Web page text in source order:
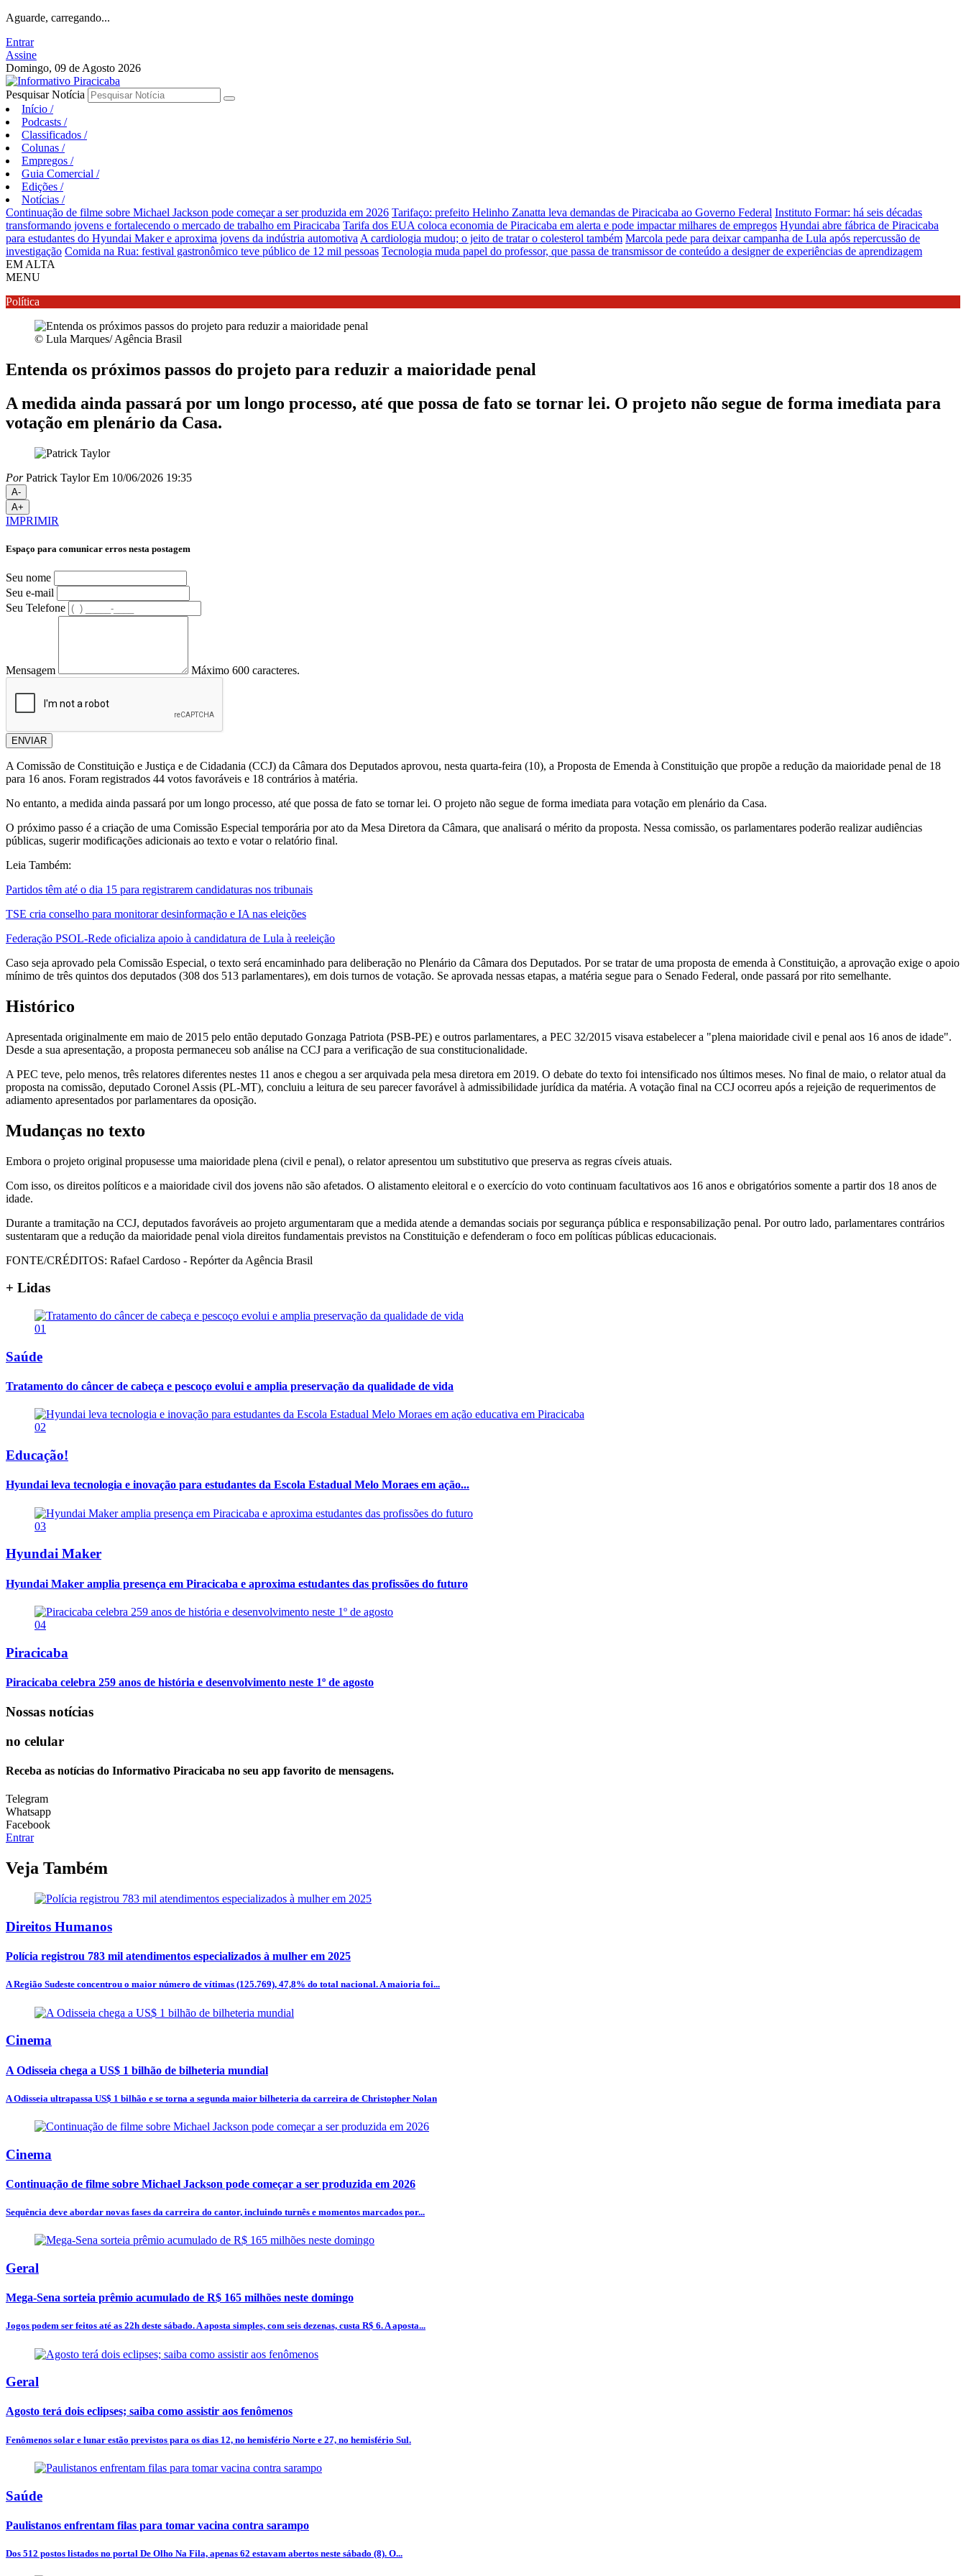
Aguarde, carregando...
Entrar
Assine
Domingo, 09 de Agosto 2026
Pesquisar Notícia
Início /
Podcasts /
Classificados /
Colunas /
Empregos /
Guia Comercial /
Edições /
Notícias /
Continuação de filme sobre Michael Jackson pode começar a ser produzida em 2026 Tarifaço: prefeito Helinho Zanatta leva demandas de Piracicaba ao Governo Federal Instituto Formar: há seis décadas
transformando jovens e fortalecendo o mercado de trabalho em Piracicaba Tarifa dos EUA coloca economia de Piracicaba em alerta e pode impactar milhares de empregos Hyundai abre fábrica de Piracicaba
para estudantes do Hyundai Maker e aproxima jovens da indústria automotiva A cardiologia mudou; o jeito de tratar o colesterol também Marcola pede para deixar campanha de Lula após repercussão de
investigação Comida na Rua: festival gastronômico teve público de 12 mil pessoas Tecnologia muda papel do professor, que passa de transmissor de conteúdo a designer de experiências de aprendizagem
EM ALTA
MENU
Política
© Lula Marques/ Agência Brasil
Entenda os próximos passos do projeto para reduzir a maioridade penal
A medida ainda passará por um longo processo, até que possa de fato se tornar lei. O projeto não segue de forma imediata para
votação em plenário da Casa.
PorPatrick Taylor Em 10/06/2026 19:35
A-
A+
IMPRIMIR
Espaço para comunicar erros nesta postagem
Seu nome
Seu e-mail
Seu Telefone
Mensagem Máximo 600 caracteres.
ENVIAR
A Comissão de Constituição e Justiça e de Cidadania (CCJ) da Câmara dos Deputados aprovou, nesta quarta-feira (10), a Proposta de Emenda à Constituição que propõe a redução da maioridade penal de 18
para 16 anos. Foram registrados 44 votos favoráveis e 18 contrários à matéria.
No entanto, a medida ainda passará por um longo processo, até que possa de fato se tornar lei. O projeto não segue de forma imediata para votação em plenário da Casa.
O próximo passo é a criação de uma Comissão Especial temporária por ato da Mesa Diretora da Câmara, que analisará o mérito da proposta. Nessa comissão, os parlamentares poderão realizar audiências
públicas, sugerir modificações adicionais ao texto e votar o relatório final.
Leia Também:
Partidos têm até o dia 15 para registrarem candidaturas nos tribunais
TSE cria conselho para monitorar desinformação e IA nas eleições
Federação PSOL-Rede oficializa apoio à candidatura de Lula à reeleição
Caso seja aprovado pela Comissão Especial, o texto será encaminhado para deliberação no Plenário da Câmara dos Deputados. Por se tratar de uma proposta de emenda à Constituição, a aprovação exige o apoio
mínimo de três quintos dos deputados (308 dos 513 parlamentares), em dois turnos de votação. Se aprovada nessas etapas, a matéria segue para o Senado Federal, onde passará por rito semelhante.
Histórico
Apresentada originalmente em maio de 2015 pelo então deputado Gonzaga Patriota (PSB-PE) e outros parlamentares, a PEC 32/2015 visava estabelecer a "plena maioridade civil e penal aos 16 anos de idade".
Desde a sua apresentação, a proposta permaneceu sob análise na CCJ para a verificação de sua constitucionalidade.
A PEC teve, pelo menos, três relatores diferentes nestes 11 anos e chegou a ser arquivada pela mesa diretora em 2019. O debate do texto foi intensificado nos últimos meses. No final de maio, o relator atual da
proposta na comissão, deputado Coronel Assis (PL-MT), concluiu a leitura de seu parecer favorável à admissibilidade jurídica da matéria. A votação final na CCJ ocorreu após a rejeição de requerimentos de
adiamento apresentados por parlamentares da oposição.
Mudanças no texto
Embora o projeto original propusesse uma maioridade plena (civil e penal), o relator apresentou um substitutivo que preserva as regras cíveis atuais.
Com isso, os direitos políticos e a maioridade civil dos jovens não são afetados. O alistamento eleitoral e o exercício do voto continuam facultativos aos 16 anos e obrigatórios somente a partir dos 18 anos de
idade.
Durante a tramitação na CCJ, deputados favoráveis ao projeto argumentaram que a medida atende a demandas sociais por segurança pública e responsabilização penal. Por outro lado, parlamentares contrários
sustentaram que a redução da maioridade penal viola direitos fundamentais previstos na Constituição e defenderam o foco em políticas públicas educacionais.
FONTE/CRÉDITOS: Rafael Cardoso - Repórter da Agência Brasil
+ Lidas
01
Saúde
Tratamento do câncer de cabeça e pescoço evolui e amplia preservação da qualidade de vida
02
Educação!
Hyundai leva tecnologia e inovação para estudantes da Escola Estadual Melo Moraes em ação...
03
Hyundai Maker
Hyundai Maker amplia presença em Piracicaba e aproxima estudantes das profissões do futuro
04
Piracicaba
Piracicaba celebra 259 anos de história e desenvolvimento neste 1º de agosto
Nossas notícias
no celular
Receba as notícias do Informativo Piracicaba no seu app favorito de mensagens.
Telegram
Whatsapp
Facebook
Entrar
Veja Também
Direitos Humanos
Polícia registrou 783 mil atendimentos especializados à mulher em 2025
A Região Sudeste concentrou o maior número de vítimas (125.769), 47,8% do total nacional. A maioria foi...
Cinema
A Odisseia chega a US$ 1 bilhão de bilheteria mundial
A Odisseia ultrapassa US$ 1 bilhão e se torna a segunda maior bilheteria da carreira de Christopher Nolan
Cinema
Continuação de filme sobre Michael Jackson pode começar a ser produzida em 2026
Sequência deve abordar novas fases da carreira do cantor, incluindo turnês e momentos marcados por...
Geral
Mega-Sena sorteia prêmio acumulado de R$ 165 milhões neste domingo
Jogos podem ser feitos até as 22h deste sábado. A aposta simples, com seis dezenas, custa R$ 6. A aposta...
Geral
Agosto terá dois eclipses; saiba como assistir aos fenômenos
Fenômenos solar e lunar estão previstos para os dias 12, no hemisfério Norte e 27, no hemisfério Sul.
Saúde
Paulistanos enfrentam filas para tomar vacina contra sarampo
Dos 512 postos listados no portal De Olho Na Fila, apenas 62 estavam abertos neste sábado (8). O...